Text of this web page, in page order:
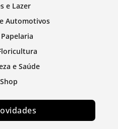
e Lazer
Automotivos
e Saúde